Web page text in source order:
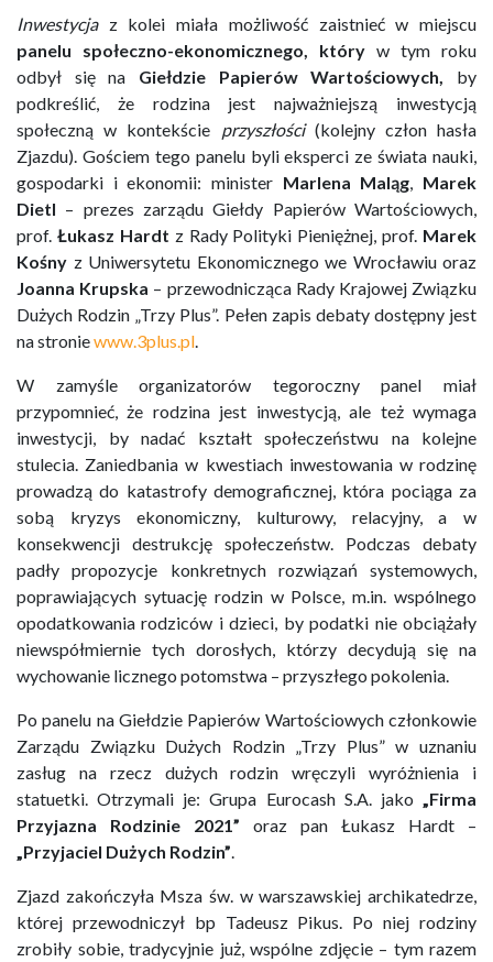
Inwestycja z kolei miała możliwość zaistnieć w miejscu
panelu społeczno-ekonomicznego, który w tym roku
odbył się na Giełdzie Papierów Wartościowych, by
podkreślić, że rodzina jest najważniejszą inwestycją
społeczną w kontekście przyszłości (kolejny człon hasła
Zjazdu). Gościem tego panelu byli eksperci ze świata nauki,
gospodarki i ekonomii: minister Marlena Maląg, Marek
Dietl – prezes zarządu Giełdy Papierów Wartościowych,
prof. Łukasz Hardt z Rady Polityki Pieniężnej, prof. Marek
Kośny z Uniwersytetu Ekonomicznego we Wrocławiu oraz
Joanna Krupska – przewodnicząca Rady Krajowej Związku
Dużych Rodzin „Trzy Plus”. Pełen zapis debaty dostępny jest
na stroniewww.3plus.pl.
W zamyśle organizatorów tegoroczny panel miał
przypomnieć, że rodzina jest inwestycją, ale też wymaga
inwestycji, by nadać kształt społeczeństwu na kolejne
stulecia. Zaniedbania w kwestiach inwestowania w rodzinę
prowadzą do katastrofy demograficznej, która pociąga za
sobą kryzys ekonomiczny, kulturowy, relacyjny, a w
konsekwencji destrukcję społeczeństw. Podczas debaty
padły propozycje konkretnych rozwiązań systemowych,
poprawiających sytuację rodzin w Polsce, m.in. wspólnego
opodatkowania rodziców i dzieci, by podatki nie obciążały
niewspółmiernie tych dorosłych, którzy decydują się na
wychowanie licznego potomstwa – przyszłego pokolenia.
Po panelu na Giełdzie Papierów Wartościowych członkowie
Zarządu Związku Dużych Rodzin „Trzy Plus” w uznaniu
zasług na rzecz dużych rodzin wręczyli wyróżnienia i
statuetki. Otrzymali je: Grupa Eurocash S.A. jako „Firma
Przyjazna Rodzinie 2021” oraz pan Łukasz Hardt –
„Przyjaciel Dużych Rodzin”.
Zjazd zakończyła Msza św. w warszawskiej archikatedrze,
której przewodniczył bp Tadeusz Pikus. Po niej rodziny
zrobiły sobie, tradycyjnie już, wspólne zdjęcie – tym razem